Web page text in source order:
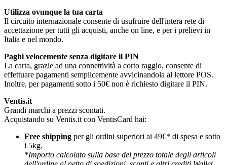
Utilizza ovunque la tua carta
Il circuito internazionale consente di usufruire dell'intera rete di
accettazione per tutti gli acquisti, anche on line, e per i prelievi in
Italia e nel mondo.
Paghi velocemente senza digitare il PIN
La carta, grazie ad una connettività a corto raggio, consente di
effettuare pagamenti semplicemente avvicinandola al lettore POS.
Inoltre, per pagamenti sotto i 50€ non è richiesto digitare il PIN.
Ventis.it
Grandi marchi a prezzi scontati.
Acquistando su Ventis.it con VentisCard hai:
Free shipping per gli ordini superiori ai 49€* di spesa e sotto
i 5kg.
*Importo calcolato sulla base del prezzo totale degli articoli